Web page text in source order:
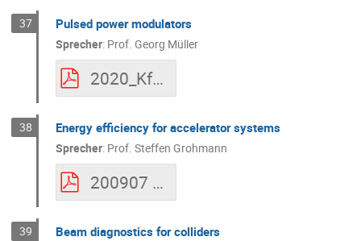
37 Pulsed power modulators
Sprecher: Prof. Georg Müller
2020_KfB_Verbundforschung_PTK_KIT_pulsed_power_Mueller.pdf
38 Energy efficiency for accelerator systems
Sprecher: Prof. Steffen Grohmann
200907 KfB Meeting_KIT_Grohmann.pdf
39 Beam diagnostics for colliders